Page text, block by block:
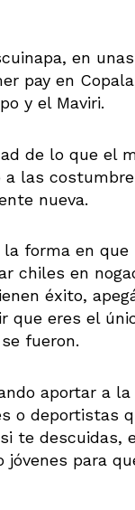
en
pay en
y el Maviri.
de lo que el
a las
nueva.
forma en que
chiles en
éxito,
que eres el
fueron.
aportar a
o deportistas
te descuidas,
para